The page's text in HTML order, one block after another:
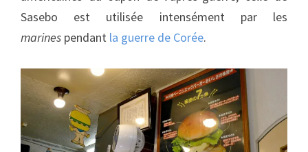
Sasebo est utilisée intensément par les
marines pendant la guerre de Corée.